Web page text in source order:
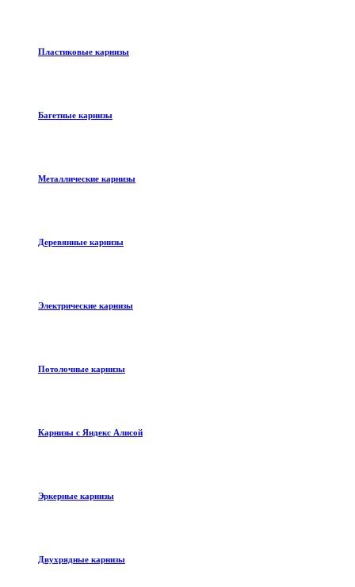
Пластиковые карнизы
Багетные карнизы
Металлические карнизы
Деревянные карнизы
Электрические карнизы
Потолочные карнизы
Карнизы с Яндекс Алисой
Эркерные карнизы
Двухрядные карнизы